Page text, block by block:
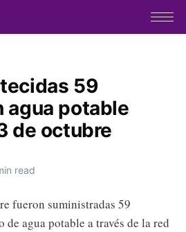
59
agua potable
de octubre
read
fueron suministradas 59
agua potable a través de la red